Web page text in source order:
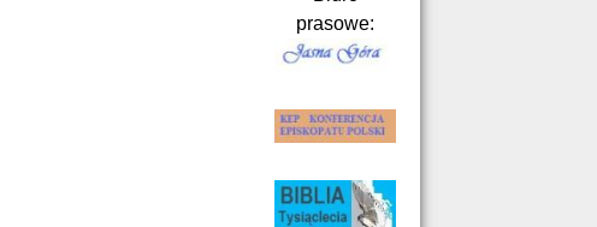
prasowe: